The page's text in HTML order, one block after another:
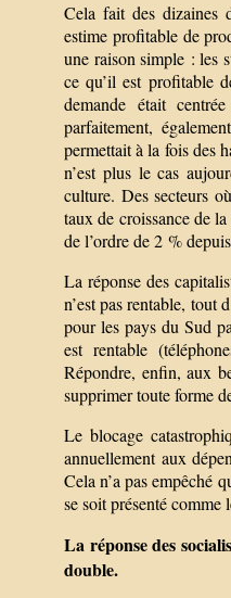
Cela fait des dizaines
estime profitable de
une raison simple : les
ce qu’il est profitable
demande était
parfaitement,
permettait à la fois des
n’est plus le cas
culture. Des secteurs
taux de croissance de
de l’ordre de 2 %
La réponse des
n’est pas rentable, tout
pour les pays du Sud
est rentable
Répondre, enfin, aux
supprimer toute forme
Le blocage
annuellement aux
Cela n’a pas empêché
se soit présenté
La réponse des
double.